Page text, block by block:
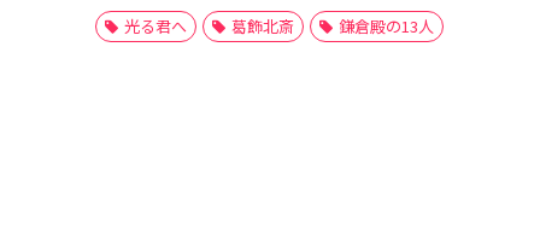
光る君へ
葛飾北斎 鎌倉殿の13人